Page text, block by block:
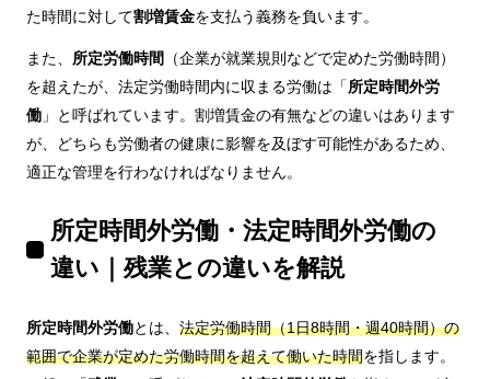
た時間に対して割増賃金を支払う義務を負います。
また、 所定労働時間
（企業が就業規則などで定めた労働時間）
を超えたが、法定労働時間内に収まる労働は「所定時間外労
働 」と呼ばれています。割増賃金の有無などの違いはあります
が、どちらも労働者の健康に影響を及ぼす可能性があるため、
適正な管理を行わなければなりません。
所定時間外労働・法定時間外労働の
違い｜残業との違いを解説
所定時間外労働とは、 法定労働時間（1日8時間・週40時間）の
範囲で企業が定めた労働時間を超えて働いた時間を指します。